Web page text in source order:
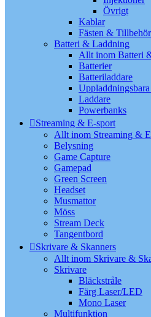
Övrigt
Kablar
Fästen & Tillbehör
Batteri & Laddning
Allt inom Batteri
Batterier
Batteriladdare
Laddare
Powerbanks
Streaming & E-sport
Allt inom Streaming &
Belysning
Game Capture
Gamepad
Green Screen
Headset
Musmattor
Möss
Stream Deck
Tangentbord
Skrivare & Skanners
Allt inom Skrivare &
Skrivare
Bläckstråle
Färg Laser/LED
Mono Laser
Multifunktion